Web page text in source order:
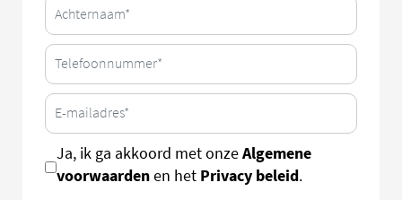
Ja, ik ga akkoord met onzeAlgemene
voorwaardenen het Privacy beleid.